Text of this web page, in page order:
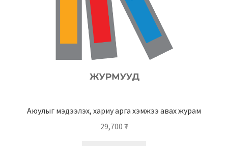
Аюулыг мэдээлэх, хариу арга хэмжээ авах журам
29,700 ₮